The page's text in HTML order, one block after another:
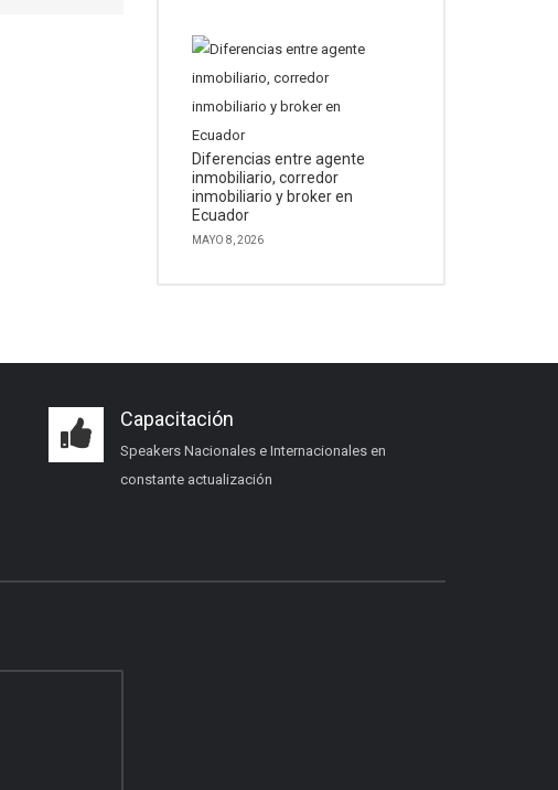
Certificación inmobiliaria
Diferencias entre agente
inmobiliario, corredor
inmobiliario y broker en
Ecuador
MAYO 8, 2026
Capacitación
Speakers Nacionales e Internacionales en
constante actualización